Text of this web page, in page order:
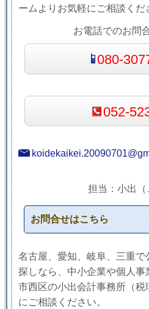
ームよりお気軽にご相談くだ
お電話でのお問
080-
052-
担当：小出（
お問合せはこちら
名古屋、愛知、岐阜、三重
探しなら、中小企業や個人
市西区の小出会計事務所（税
にご相談ください。